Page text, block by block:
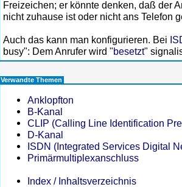
Freizeichen; er könnte denken, daß der
nicht zuhause ist oder nicht ans Telefon
Auch das kann man konfigurieren. Bei
busy": Dem Anrufer wird "besetzt"
Verwandte Themen
Anklopfton
B-Kanal
CLIP (Calling Line Identification
D-Kanal
ISDN (Integrated Services Digital
Primärmultiplexanschluss
Index / Inhaltsverzeichnis